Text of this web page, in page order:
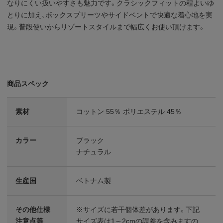
なりにくい扱いやすさも魅力です。クラシックフィットの程よいゆ
とりに加え、ボックスプリーツやサイドベントで快適な着心地を実
現。普段使いからリゾートスタイルまで幅広くお使い頂けます。
商品スペック
素材 コットン 55％ ポリエステル 45％
カラー
ブラック
ナチュラル
生産国 ベトナム製
その他仕様
注意点等
※サイズに若干個体差があります。下記
サイズ表は1～2cmの誤差を含みますの